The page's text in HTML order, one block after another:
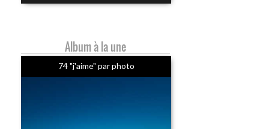
Album à la une
74 "j'aime" par photo